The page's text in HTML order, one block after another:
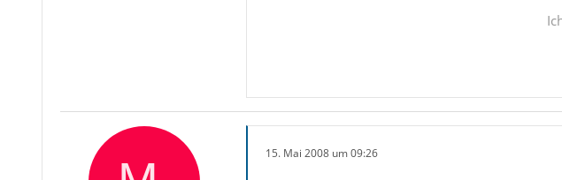
15. Mai 2008 um 09:26